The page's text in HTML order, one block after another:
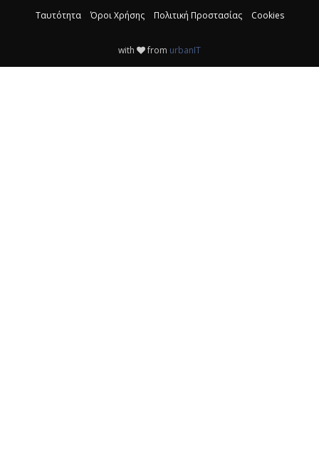
Ταυτότητα Όροι Χρήσης Πολιτική Προστασίας Cookies
with from urbanIT